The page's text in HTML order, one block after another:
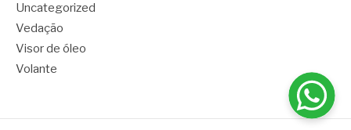
Uncategorized
Vedação
Visor de óleo
Volante